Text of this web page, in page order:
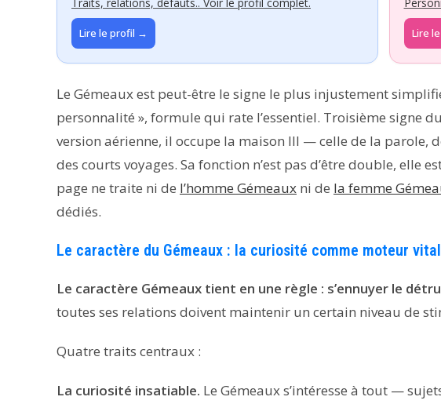
Lire le profil → Lire
Le Gémeaux est peut-être le signe le plus injustement
personnalité », formule qui rate l’essentiel. Troisième signe
version aérienne, il occupe la maison III — celle de la parole,
des courts voyages. Sa fonction n’est pas d’être double, elle
page ne traite ni de l’homme Gémeaux ni de la femme
dédiés.
Le caractère du Gémeaux : la curiosité comme moteur vital
Le caractère Gémeaux tient en une règle : s’ennuyer le
toutes ses relations doivent maintenir un certain niveau de
Quatre traits centraux :
La curiosité insatiable. Le Gémeaux s’intéresse à tout —